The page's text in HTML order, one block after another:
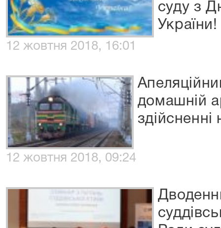
суду з
України!
12 жовтня 2018, 16:01
домашній
здійсненні
12 жовтня 2018, 09:24